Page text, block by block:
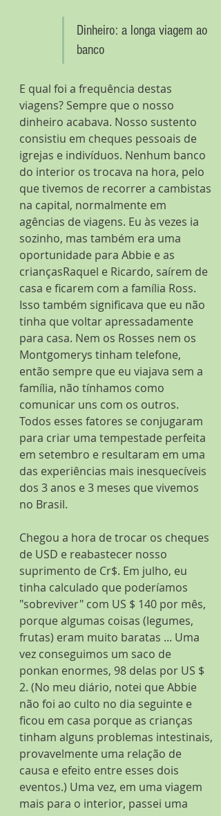
Dinheiro: a longa viagem ao
banco
E qual foi a frequência destas
viagens? Sempre que o nosso
dinheiro acabava. Nosso sustento
consistiu em cheques pessoais de
igrejas e indivíduos. Nenhum banco
do interior os trocava na hora, pelo
que tivemos de recorrer a cambistas
na capital, normalmente em
agências de viagens. Eu às vezes ia
sozinho, mas também era uma
oportunidade para Abbie e as
criançasRaquel e Ricardo, saírem de
casa e ficarem com a família Ross.
Isso também significava que eu não
tinha que voltar apressadamente
para casa. Nem os Rosses nem os
Montgomerys tinham telefone,
então sempre que eu viajava sem a
família, não tínhamos como
comunicar uns com os outros.
Todos esses fatores se conjugaram
para criar uma tempestade perfeita
em setembro e resultaram em uma
das experiências mais inesquecíveis
dos 3 anos e 3 meses que vivemos
no Brasil.
Chegou a hora de trocar os cheques
de USD e reabastecer nosso
suprimento de Cr$. Em julho, eu
tinha calculado que poderíamos
"sobreviver" com US $ 140 por mês,
porque algumas coisas (legumes,
frutas) eram muito baratas ... Uma
vez conseguimos um saco de
ponkan enormes, 98 delas por US $
2. (No meu diário, notei que Abbie
não foi ao culto no dia seguinte e
ficou em casa porque as crianças
tinham alguns problemas intestinais,
provavelmente uma relação de
causa e efeito entre esses dois
eventos.) Uma vez, em uma viagem
mais para o interior, passei uma